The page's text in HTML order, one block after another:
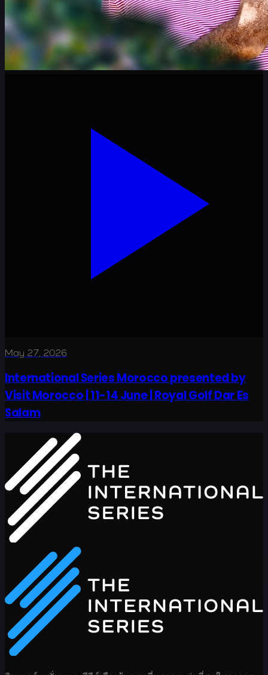
May 27, 2026
International Series Morocco presented by
Visit Morocco | 11-14 June | Royal Golf Dar Es
Salam